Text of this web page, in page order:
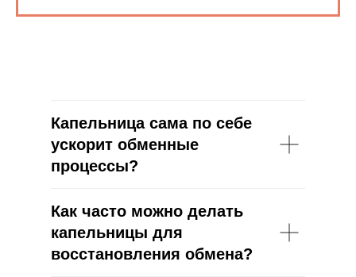
Капельница сама по себе
ускорит обменные
процессы?
Как часто можно делать
капельницы для
восстановления обмена?